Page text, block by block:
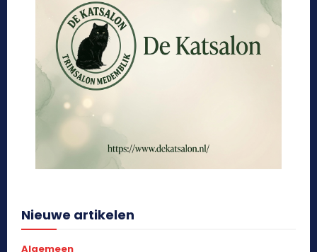
Nieuwe artikelen
Algemeen